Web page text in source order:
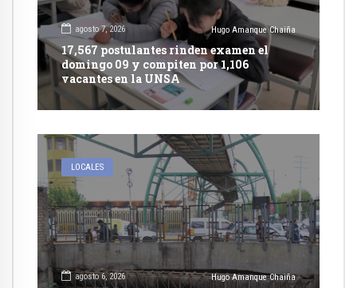
agosto 7, 2026 Hugo Amanque Chaiña
17,567 postulantes rinden examen el
domingo 09 y compiten por 1,106
vacantes en la UNSA
LOCALES
agosto 6, 2026 Hugo Amanque Chaiña